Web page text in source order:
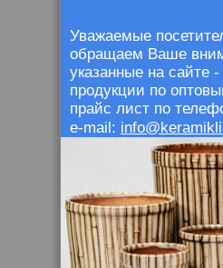
Уважаемые
обращаем Ваше
указанные на сайте
продукции по
прайс лист по
e-mail: